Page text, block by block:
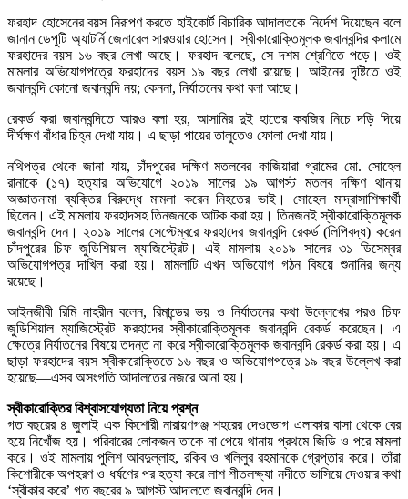
ফরহাদ হোসেনের বয়স নিরূপণ করতে হাইকোর্ট বিচারিক আদালতকে নির্দেশ দিয়েছেন বলে
জানান ডেপুটি অ্যাটর্নি জেনারেল সারওয়ার হোসেন। স্বীকারোক্তিমূলক জবানবন্দির কলামে
ফরহাদের বয়স ১৬ বছর লেখা আছে। ফরহাদ বলেছে, সে দশম শ্রেণিতে পড়ে। ওই
মামলার অভিযোগপত্রে ফরহাদের বয়স ১৯ বছর লেখা রয়েছে। আইনের দৃষ্টিতে ওই
জবানবন্দি কোনো জবানবন্দি নয়; কেননা, নির্যাতনের কথা বলা আছে।
রেকর্ড করা জবানবন্দিতে আরও বলা হয়, আসামির দুই হাতের কবজির নিচে দড়ি দিয়ে
দীর্ঘক্ষণ বাঁধার চিহ্ন দেখা যায়। এ ছাড়া পায়ের তালুতেও ফোলা দেখা যায়।
নথিপত্র থেকে জানা যায়, চাঁদপুরের দক্ষিণ মতলবের কাজিয়ারা গ্রামের মো. সোহেল
রানাকে (১৭) হত্যার অভিযোগে ২০১৯ সালের ১৯ আগস্ট মতলব দক্ষিণ থানায়
অজ্ঞাতনামা ব্যক্তির বিরুদ্ধে মামলা করেন নিহতের ভাই। সোহেল মাদ্রাসাশিক্ষার্থী
ছিলেন। এই মামলায় ফরহাদসহ তিনজনকে আটক করা হয়। তিনজনই স্বীকারোক্তিমূলক
জবানবন্দি দেন। ২০১৯ সালের সেপ্টেম্বরে ফরহাদের জবানবন্দি রেকর্ড (লিপিবদ্ধ) করেন
চাঁদপুরের চিফ জুডিশিয়াল ম্যাজিস্ট্রেট। এই মামলায় ২০১৯ সালের ৩১ ডিসেম্বর
অভিযোগপত্র দাখিল করা হয়। মামলাটি এখন অভিযোগ গঠন বিষয়ে শুনানির জন্য
রয়েছে।
আইনজীবী রিমি নাহরীন বলেন, রিমান্ডের ভয় ও নির্যাতনের কথা উল্লেখের পরও চিফ
জুডিশিয়াল ম্যাজিস্ট্রেট ফরহাদের স্বীকারোক্তিমূলক জবানবন্দি রেকর্ড করেছেন। এ
ক্ষেত্রে নির্যাতনের বিষয়ে তদন্ত না করে স্বীকারোক্তিমূলক জবানবন্দি রেকর্ড করা হয়। এ
ছাড়া ফরহাদের বয়স স্বীকারোক্তিতে ১৬ বছর ও অভিযোগপত্রে ১৯ বছর উল্লেখ করা
হয়েছে—এসব অসংগতি আদালতের নজরে আনা হয়।
স্বীকারোক্তির বিশ্বাসযোগ্যতা নিয়ে প্রশ্ন
গত বছরের ৪ জুলাই এক কিশোরী নারায়ণগঞ্জ শহরের দেওভোগ এলাকার বাসা থেকে বের
হয়ে নিখোঁজ হয়। পরিবারের লোকজন তাকে না পেয়ে থানায় প্রথমে জিডি ও পরে মামলা
করে। ওই মামলায় পুলিশ আবদুল্লাহ, রকিব ও খলিলুর রহমানকে গ্রেপ্তার করে। তাঁরা
কিশোরীকে অপহরণ ও ধর্ষণের পর হত্যা করে লাশ শীতলক্ষ্যা নদীতে ভাসিয়ে দেওয়ার কথা
‘স্বীকার করে’ গত বছরের ৯ আগস্ট আদালতে জবানবন্দি দেন।